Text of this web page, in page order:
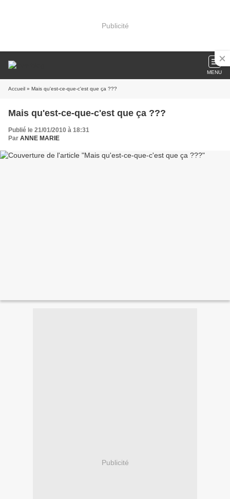
Publicité
MENU
Accueil » Mais qu'est-ce-que-c'est que ça ???
Mais qu'est-ce-que-c'est que ça ???
Publié le 21/01/2010 à 18:31
Par ANNE MARIE
Publicité